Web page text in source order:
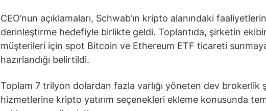
CEO’nun açıklamaları, Schwab’ın kripto alanındaki
derinleştirme hedefiyle birlikte geldi. Toplantıda, şirketin
müşterileri için spot Bitcoin ve Ethereum ETF ticareti
hazırlandığı belirtildi.
Toplam 7 trilyon dolardan fazla varlığı yöneten dev brokerlik
hizmetlerine kripto yatırım seçenekleri ekleme konusunda